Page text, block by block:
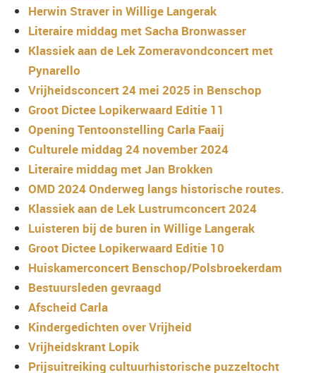
Herwin Straver in Willige Langerak
Literaire middag met Sacha Bronwasser
Klassiek aan de Lek Zomeravondconcert met
Pynarello
Vrijheidsconcert 24 mei 2025 in Benschop
Groot Dictee Lopikerwaard Editie 11
Opening Tentoonstelling Carla Faaij
Culturele middag 24 november 2024
Literaire middag met Jan Brokken
OMD 2024 Onderweg langs historische routes.
Klassiek aan de Lek Lustrumconcert 2024
Luisteren bij de buren in Willige Langerak
Groot Dictee Lopikerwaard Editie 10
Huiskamerconcert Benschop/Polsbroekerdam
Bestuursleden gevraagd
Afscheid Carla
Kindergedichten over Vrijheid
Vrijheidskrant Lopik
Prijsuitreiking cultuurhistorische puzzeltocht